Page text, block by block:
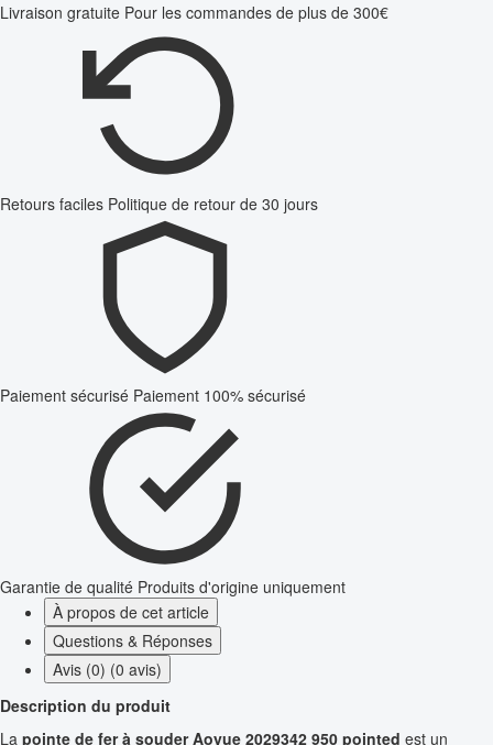
Livraison gratuite Pour les commandes de plus de 300€
Retours faciles Politique de retour de 30 jours
Paiement sécurisé Paiement 100% sécurisé
Garantie de qualité Produits d'origine uniquement
À propos de cet article
Questions & Réponses
Avis (0) (0 avis)
Description du produit
La pointe de fer à souder Aoyue 2029342 950 pointed est un